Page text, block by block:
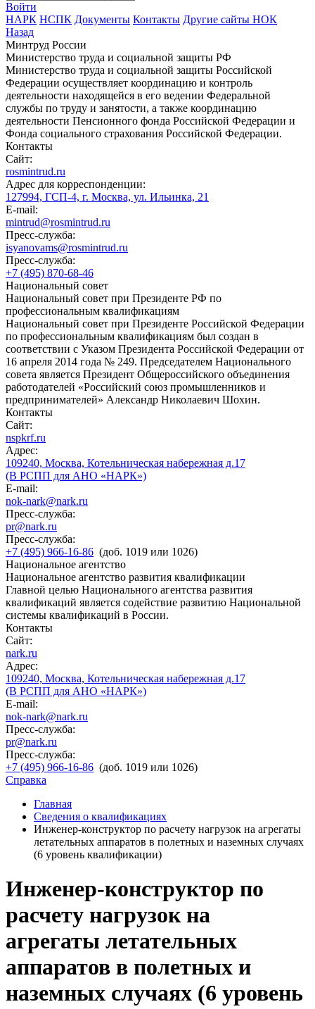
Войти
НАРК НСПК Документы Контакты Другие сайты НОК
Назад
Минтруд России
Министерство труда и социальной защиты РФ
Министерство труда и социальной защиты Российской
Федерации осуществляет координацию и контроль
деятельности находящейся в его ведении Федеральной
службы по труду и занятости, а также координацию
деятельности Пенсионного фонда Российской Федерации и
Фонда социального страхования Российской Федерации.
Контакты
Сайт:
rosmintrud.ru
Адрес для корреспонденции:
127994, ГСП-4, г. Москва, ул. Ильинка, 21
E-mail:
mintrud@rosmintrud.ru
Пресс-служба:
isyanovams@rosmintrud.ru
Пресс-служба:
+7 (495) 870-68-46
Национальный совет
Национальный совет при Президенте РФ по
профессиональным квалификациям
Национальный совет при Президенте Российской Федерации
по профессиональным квалификациям был создан в
соответствии с Указом Президента Российской Федерации от
16 апреля 2014 года № 249. Председателем Национального
совета является Президент Общероссийского объединения
работодателей «Российский союз промышленников и
предпринимателей» Александр Николаевич Шохин.
Контакты
Сайт:
nspkrf.ru
Адрес:
109240, Москва, Котельническая набережная д.17
(В РСПП для АНО «НАРК»)
E-mail:
nok-nark@nark.ru
Пресс-служба:
pr@nark.ru
Пресс-служба:
+7 (495) 966-16-86 (доб. 1019 или 1026)
Национальное агентство
Национальное агентство развития квалификации
Главной целью Национального агентства развития
квалификаций является содействие развитию Национальной
системы квалификаций в России.
Контакты
Сайт:
nark.ru
Адрес:
109240, Москва, Котельническая набережная д.17
(В РСПП для АНО «НАРК»)
E-mail:
nok-nark@nark.ru
Пресс-служба:
pr@nark.ru
Пресс-служба:
+7 (495) 966-16-86 (доб. 1019 или 1026)
Справка
Главная
Сведения о квалификациях
Инженер-конструктор по расчету нагрузок на агрегаты
летательных аппаратов в полетных и наземных случаях
(6 уровень квалификации)
Инженер-конструктор по
расчету нагрузок на
агрегаты летательных
аппаратов в полетных и
наземных случаях (6 уровень